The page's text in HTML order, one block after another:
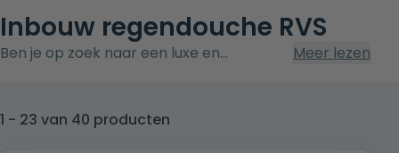
Inbouw regendouche RVS
Ben je op zoek naar een luxe en
combineer je design, comfort en
Meer lezen
1 - 23 van 40 producten